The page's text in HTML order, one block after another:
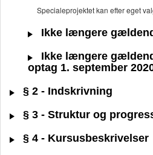
Specialeprojektet kan efter eget
Ikke længere
Ikke længere
optag 1. september
§ 2 - Indskrivning
§ 3 - Struktur og
§ 4 - Kursusbeskrivelser